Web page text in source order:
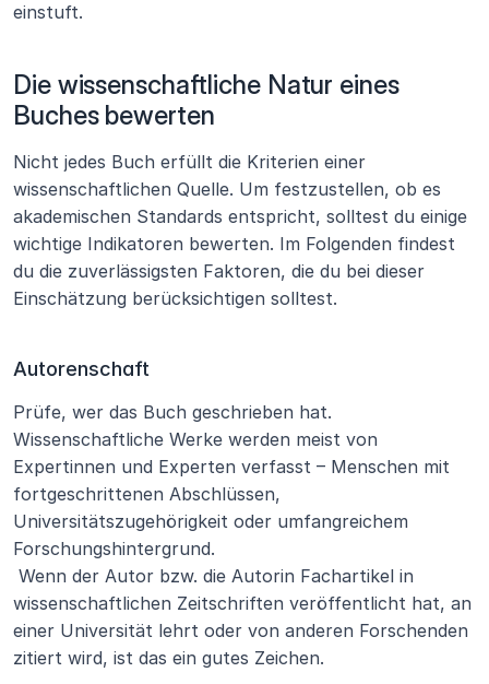
einstuft.
Die wissenschaftliche Natur eines
Buches bewerten
Nicht jedes Buch erfüllt die Kriterien einer
wissenschaftlichen Quelle. Um festzustellen, ob es
akademischen Standards entspricht, solltest du einige
wichtige Indikatoren bewerten. Im Folgenden findest
du die zuverlässigsten Faktoren, die du bei dieser
Einschätzung berücksichtigen solltest.
Autorenschaft
Prüfe, wer das Buch geschrieben hat.
Wissenschaftliche Werke werden meist von
Expertinnen und Experten verfasst – Menschen mit
fortgeschrittenen Abschlüssen,
Universitätszugehörigkeit oder umfangreichem
Forschungshintergrund.
wissenschaftlichen Zeitschriften veröffentlicht hat, an
einer Universität lehrt oder von anderen Forschenden
zitiert wird, ist das ein gutes Zeichen.